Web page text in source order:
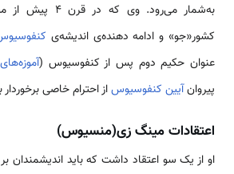
به‌­شمار می‌رود.
کشور«جو» و ادامه دهنده‌­ی اندیشه­‌ی
عنوان حکیم دوم پس از کنفوسیوس (
پیروانآیین کنفوسیوساز احترام خاصی برخوردار
اعتقادات مینگ زی(منسیوس)
او از یک سو اعتقاد داشت که باید اندیش­مندان